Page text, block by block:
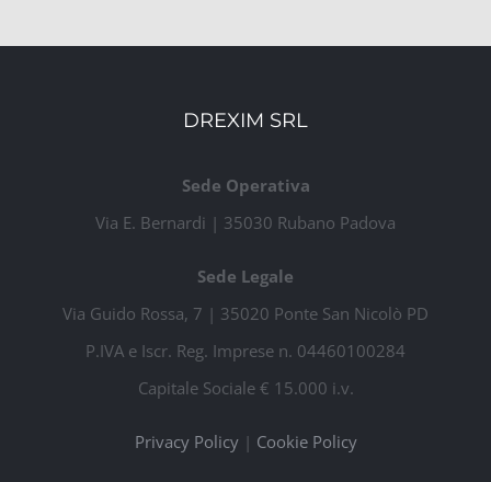
DREXIM SRL
Sede Operativa
Via E. Bernardi | 35030 Rubano Padova
Sede Legale
Via Guido Rossa, 7 | 35020 Ponte San Nicolò PD
P.IVA e Iscr. Reg. Imprese n. 04460100284
Capitale Sociale € 15.000 i.v.
Privacy Policy| Cookie Policy